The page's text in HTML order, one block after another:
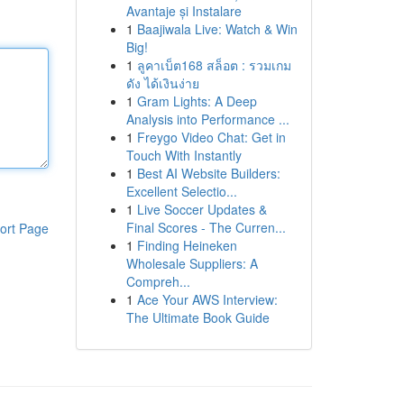
Page
Avantaje și Instalare
1 Baajiwala Live: Watch & Win
Big!
1 ลูคาเบ็ต168 สล็อต : รวมเกม
ดัง ได้เงินง่าย
1 Gram Lights: A Deep
Analysis into Performance ...
1 Freygo Video Chat: Get in
Touch With Instantly
1 Best AI Website Builders:
Excellent Selectio...
1 Live Soccer Updates &
Final Scores - The Curren...
1 Finding Heineken
Wholesale Suppliers: A
Compreh...
1 Ace Your AWS Interview:
The Ultimate Book Guide